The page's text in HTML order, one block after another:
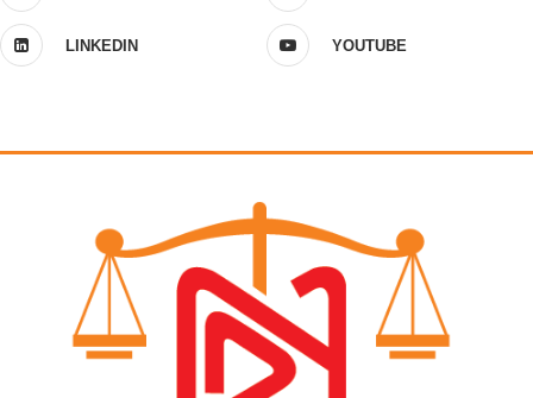
LINKEDIN YOUTUBE